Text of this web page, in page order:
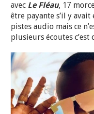
avec Le Fléau, 17
être payante s’il y
pistes audio mais ce
plusieurs écoutes